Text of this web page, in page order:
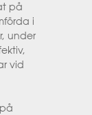
på
i
under
vid